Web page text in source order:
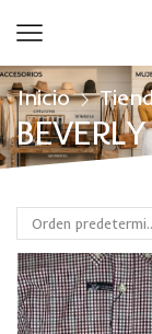
Inicio